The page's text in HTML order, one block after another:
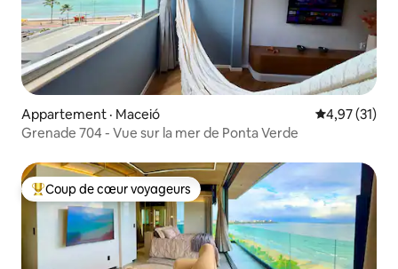
Appartement · Maceió Note
4,97 (31)
Grenade 704 - Vue sur la mer de Ponta Verde
Coup de cœur voyageurs parmi les plus aimés
Coup de cœur voyageurs